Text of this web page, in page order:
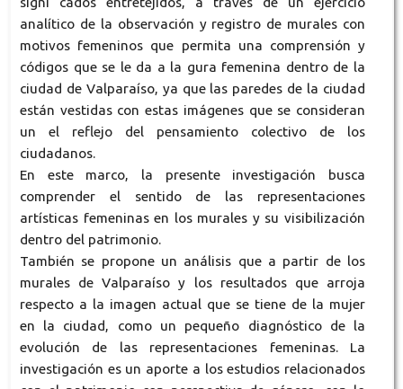
analítico de la observación y registro de murales con
motivos femeninos que permita una comprensión y
códigos que se le da a la gura femenina dentro de la
ciudad de Valparaíso, ya que las paredes de la ciudad
están vestidas con estas imágenes que se consideran
un el reflejo del pensamiento colectivo de los
ciudadanos.
En este marco, la presente investigación busca
comprender el sentido de las representaciones
artísticas femeninas en los murales y su visibilización
dentro del patrimonio.
También se propone un análisis que a partir de los
murales de Valparaíso y los resultados que arroja
respecto a la imagen actual que se tiene de la mujer
en la ciudad, como un pequeño diagnóstico de la
evolución de las representaciones femeninas. La
investigación es un aporte a los estudios relacionados